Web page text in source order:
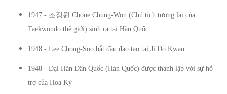
1947 - 조정원 Choue Chung-Won (Chủ tịch tương lai của
Taekwondo thế giới) sinh ra tại Hàn Quốc
1948 - Lee Chong-Soo bắt đầu đào tạo tại Ji Do Kwan
1948 - Đại Hàn Dân Quốc (Hàn Quốc) được thành lập với sự hỗ
trợ của Hoa Kỳ